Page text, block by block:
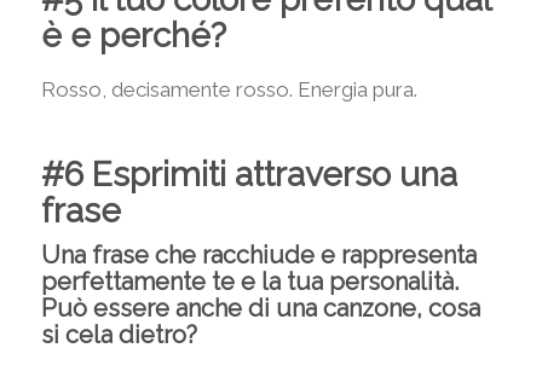
è e perché?
Rosso, decisamente rosso. Energia pura.
#6 Esprimiti attraverso una
frase
Una frase che racchiude e rappresenta
perfettamente te e la tua personalità.
Può essere anche di una canzone, cosa
si cela dietro?